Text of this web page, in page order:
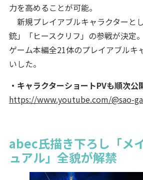
力を高めることが可能。
新規プレイアブルキャラクターと
銃」「ヒースクリフ」の参戦が決定
ゲーム本編全21体のプレイアブルキ
いした。
・キャラクターショートPVも順次公
https://www.youtube.com/@sao-
abec氏描き下ろし「メ
ュアル」全貌が解禁